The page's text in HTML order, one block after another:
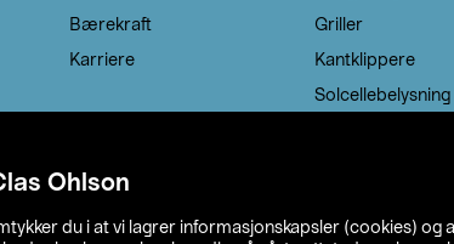
Ohlson
du i at vi lagrer informasjonskapsler (cookies) og
Bærekraft
Karriere
Griller
Kantklippere
Solcellebelysning